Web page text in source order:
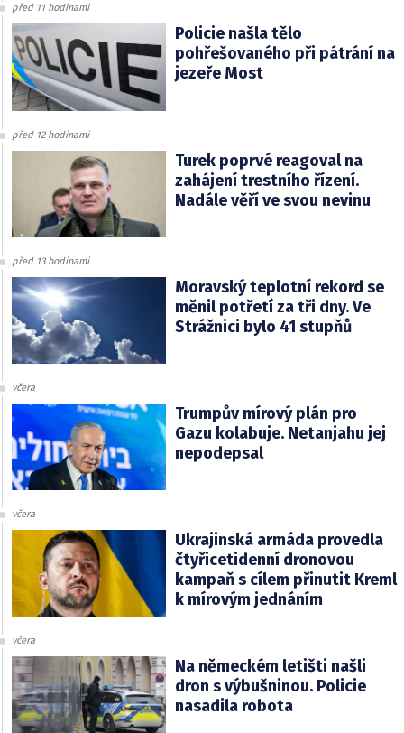
před 11 hodinami
Policie našla tělo
pohřešovaného při pátrání na
jezeře Most
před 12 hodinami
Turek poprvé reagoval na
zahájení trestního řízení.
Nadále věří ve svou nevinu
před 13 hodinami
Moravský teplotní rekord se
měnil potřetí za tři dny. Ve
Strážnici bylo 41 stupňů
včera
Trumpův mírový plán pro
Gazu kolabuje. Netanjahu jej
nepodepsal
včera
Ukrajinská armáda provedla
čtyřicetidenní dronovou
kampaň s cílem přinutit Kreml
k mírovým jednáním
včera
Na německém letišti našli
dron s výbušninou. Policie
nasadila robota